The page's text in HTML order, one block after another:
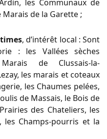
les Communaux de
Marais de la Garette ;
, d’intérêt local : Sont
: les Vallées sèches
Marais de Clussais-la-
les marais et coteaux
les Chaumes pelées,
de Massais, le Bois de
des Chateliers, les
les Champs-pourris et la